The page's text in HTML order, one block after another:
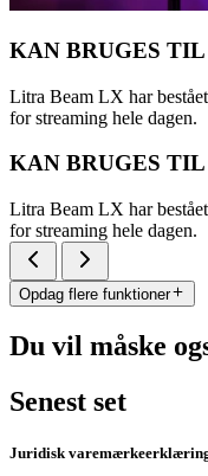
KAN BRUGES
Litra Beam LX har
for streaming hele dagen.
KAN BRUGES
Litra Beam LX har
for streaming hele dagen.
Opdag flere funktioner
Du vil måske
Senest set
Juridisk